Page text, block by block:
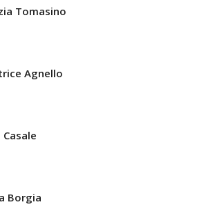
Tomasino
Agnello
Casale
Borgia